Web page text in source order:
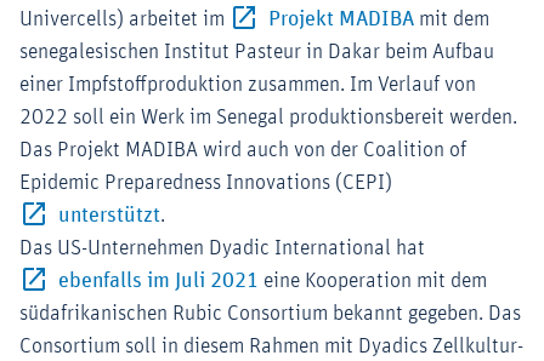
Univercells) arbeitet im
Projekt MADIBAExterner-Link
mit dem
senegalesischen Institut Pasteur Externer-Link (Öffnet im
in Dakar beim Aufbau
einer Impfstoffproduktion zusammen. Im Verlauf von
2022 soll ein Werk im Senegal produktionsbereit werden.
Das Projekt MADIBA wird auch von der Coalition of
Epidemic Preparedness Innovations (CEPI)
unterstütztExterner-Link (Öffnet im neuen Fenster)
.
Das US-Unternehmen Dyadic International hat
ebenfalls im Juli 2021 Externer-Link (Öffnet im neuen
eine Kooperation mit dem
südafrikanischen Rubic Consortium bekannt gegeben. Das
Consortium soll in diesem Rahmen mit Dyadics Zellkultur-